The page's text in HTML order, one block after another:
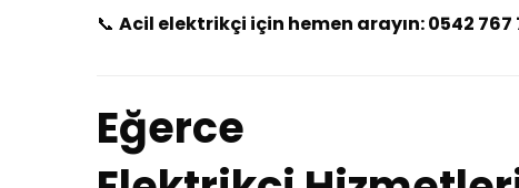
📞 Acil elektrikçi için hemen arayın: 0542 767
Eğerce